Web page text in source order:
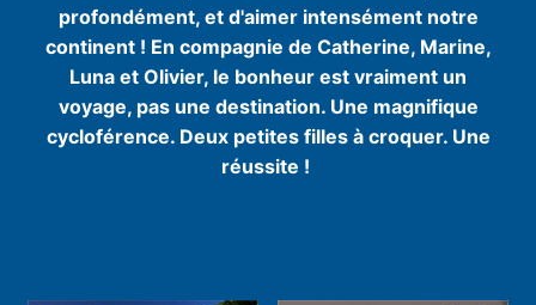
profondément, et d'aimer intensément notre
continent ! En compagnie de Catherine, Marine,
Luna et Olivier, le bonheur est vraiment un
voyage, pas une destination. Une magnifique
cycloférence. Deux petites filles à croquer. Une
réussite !